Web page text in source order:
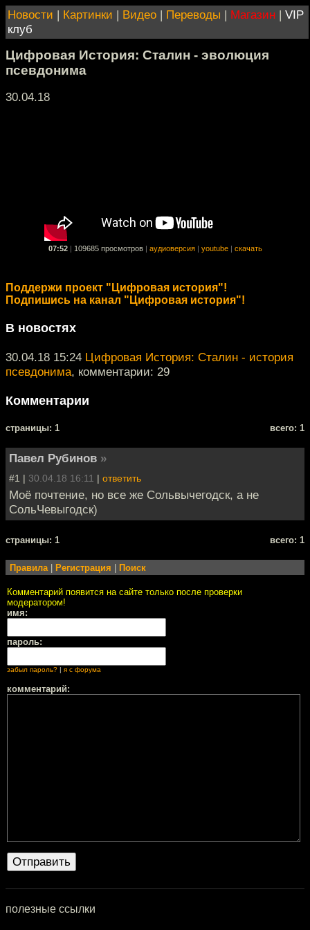
Новости | Картинки | Видео | Переводы | Магазин | VIP
клуб
Цифровая История: Сталин - эволюция
псевдонима
30.04.18
07:52 109685 просмотров аудиоверсия youtube скачать
Поддержи проект "Цифровая история"!
Подпишись на канал "Цифровая история"!
В новостях
30.04.18 15:24 Цифровая История: Сталин - история
псевдонима, комментарии: 29
Комментарии
cтраницы: 1 всего: 1
Павел Рубинов »
#1 | 30.04.18 16:11 | ответить
Моё почтение, но все же Сольвычегодск, а не
СольЧевыгодск)
cтраницы: 1 всего: 1
Правила| Регистрация Поиск
Комментарий появится на сайте только после проверки
модератором!
имя:
пароль:
забыл пароль? я с форума
комментарий:
полезные ссылки